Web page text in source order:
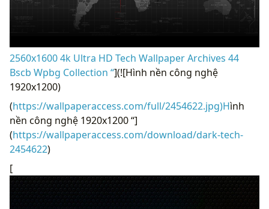
2560x1600 4k Ultra HD Tech Wallpaper Archives 44
Bscb Wpbg Collection “](![Hình nền công nghệ
1920x1200)
(https://wallpaperaccess.com/full/2454622.jpg)Hình
nền công nghệ 1920x1200 “]
(https://wallpaperaccess.com/download/dark-tech-
2454622)
[